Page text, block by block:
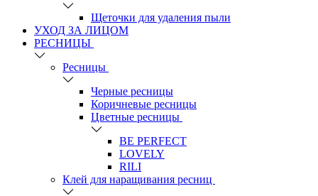
Щеточки для удаления пыли
УХОД ЗА ЛИЦОМ
РЕСНИЦЫ
Ресницы
Черные ресницы
Коричневые ресницы
Цветные ресницы
BE PERFECT
LOVELY
RILI
Клей для наращивания ресниц